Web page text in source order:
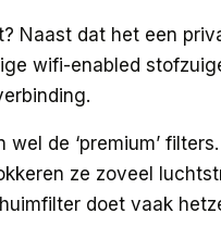
Naast dat het een
wifi-enabled
de ‘premium’
ze zoveel
doet vaak